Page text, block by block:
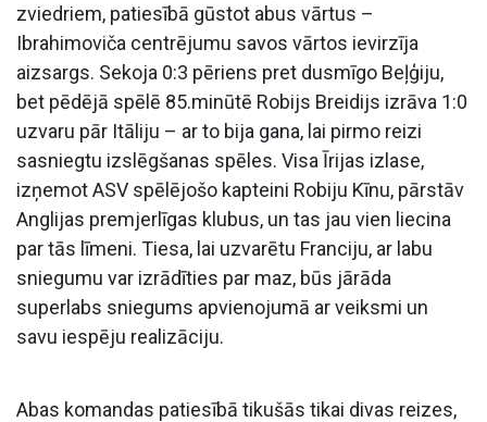
zviedriem, patiesībā gūstot abus vārtus –
Ibrahimoviča centrējumu savos vārtos ievirzīja
aizsargs. Sekoja 0:3 pēriens pret dusmīgo Beļģiju,
bet pēdējā spēlē 85.minūtē Robijs Breidijs izrāva 1:0
uzvaru pār Itāliju – ar to bija gana, lai pirmo reizi
sasniegtu izslēgšanas spēles. Visa Īrijas izlase,
izņemot ASV spēlējošo kapteini Robiju Kīnu, pārstāv
Anglijas premjerlīgas klubus, un tas jau vien liecina
par tās līmeni. Tiesa, lai uzvarētu Franciju, ar labu
sniegumu var izrādīties par maz, būs jārāda
superlabs sniegums apvienojumā ar veiksmi un
savu iespēju realizāciju.
Abas komandas patiesībā tikušās tikai divas reizes,